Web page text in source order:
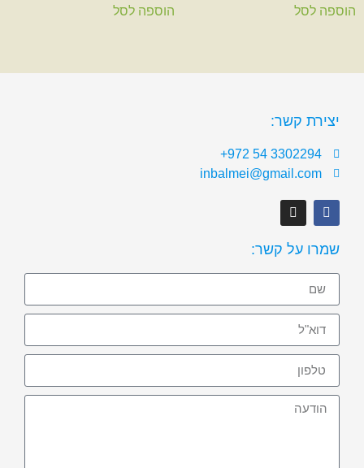
הוספה לסל הוספה לסל
יצירת קשר:
3302294 54 972+
inbalmei@gmail.com
שמרו על קשר: